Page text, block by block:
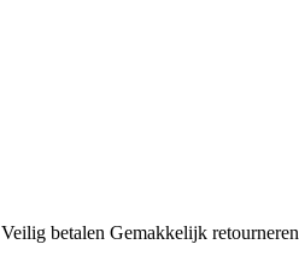
Veilig betalen Gemakkelijk retourneren